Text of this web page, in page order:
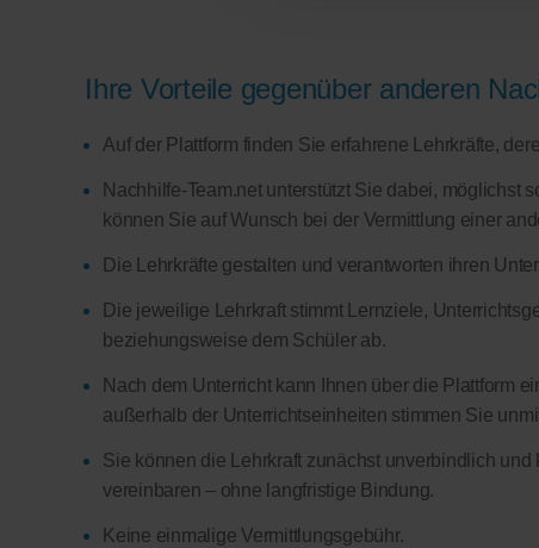
Ihre Vorteile gegenüber anderen
Auf der Plattform finden Sie erfahrene Lehrkräfte,
Nachhilfe-Team.net unterstützt Sie dabei, möglichst
können Sie auf Wunsch bei der Vermittlung einer
Die Lehrkräfte gestalten und verantworten ihren
Die jeweilige Lehrkraft stimmt Lernziele,
beziehungsweise dem Schüler ab.
Nach dem Unterricht kann Ihnen über die Plattform
außerhalb der Unterrichtseinheiten stimmen Sie
Sie können die Lehrkraft zunächst unverbindlich
vereinbaren – ohne langfristige Bindung.
Keine einmalige Vermittlungsgebühr.